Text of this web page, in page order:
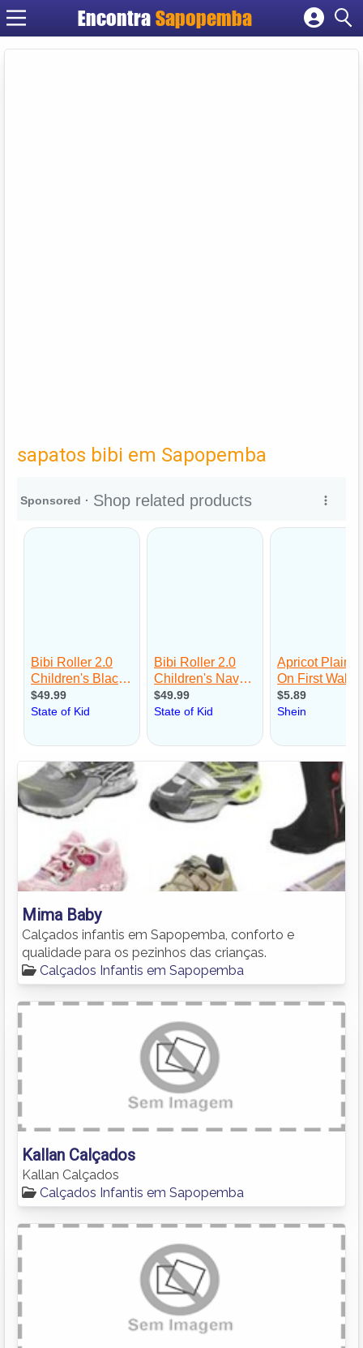
Encontra Sapopemba
Cadastrar empresa
sapatos bibi em Sapopemba
Mima Baby
Calçados infantis em Sapopemba, conforto e
qualidade para os pezinhos das crianças.
Calçados Infantis em Sapopemba
Kallan Calçados
Kallan Calçados
Calçados Infantis em Sapopemba